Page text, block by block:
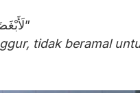
“لَأَبْغَضَنَّ الرَّجُلَ فَارِغًا لَا فِي عَمَلِ دُنْيَا وَلَا فِي عَمَلِ الْآخِرَةِ”
tidak beramal